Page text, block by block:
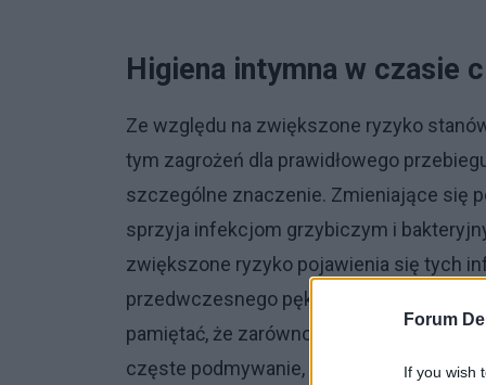
Forum
If you wish
Higiena intymna w czasie
Ze względu na zwiększone ryzyko
tym zagrożeń dla prawidłowego
szczególne znaczenie. Zmieniające się
sprzyja infekcjom grzybiczym i
zwiększone ryzyko pojawienia się tych
przedwczesnego pęknięcia pęcherza
pamiętać, że zarówno niedostateczna
częste podmywanie, szczególnie